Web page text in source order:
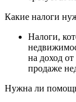
Какие налоги
Налоги,
на доход
продаже
Нужна ли